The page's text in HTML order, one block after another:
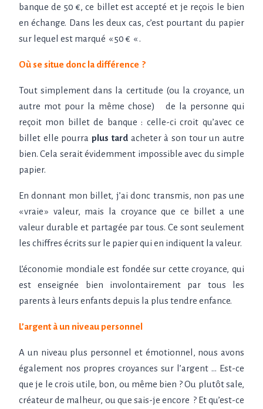
banque de 50 €, ce billet est accepté et je reçois le bien
en échange. Dans les deux cas, c’est pourtant du papier
sur lequel est marqué « 50 € « .
Où se situe donc la différence ?
Tout simplement dans la certitude (ou la croyance, un
autre mot pour la même chose) de la personne qui
reçoit mon billet de banque : celle-ci croit qu’avec ce
billet elle pourra plus tardacheter à son tour un autre
bien. Cela serait évidemment impossible avec du simple
papier.
En donnant mon billet, j’ai donc transmis, non pas une
«vraie» valeur, mais la croyance que ce billet a une
valeur durable et partagée par tous. Ce sont seulement
les chiffres écrits sur le papier qui en indiquent la valeur.
L’économie mondiale est fondée sur cette croyance, qui
est enseignée bien involontairement par tous les
parents à leurs enfants depuis la plus tendre enfance.
L’argent à un niveau personnel
A un niveau plus personnel et émotionnel, nous avons
également nos propres croyances sur l’argent … Est-ce
que je le crois utile, bon, ou même bien ? Ou plutôt sale,
créateur de malheur, ou que sais-je encore ? Et qu’est-ce